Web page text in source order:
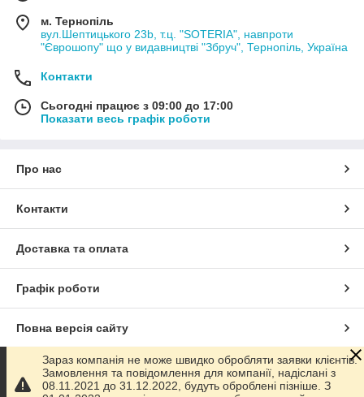
м. Тернопіль
вул.Шептицького 23b, т.ц. "SOTERIA", навпроти
"Єврошопу" що у видавництві "Збруч", Тернопіль, Україна
Контакти
Сьогодні працює з 09:00 до 17:00
Показати весь графік роботи
Про нас
Контакти
Доставка та оплата
Графік роботи
Повна версія сайту
Сайт створено на маркетплейсіProm.ua
Зараз компанія не може швидко обробляти заявки клієнтів.
Замовлення та повідомлення для компанії, надіслані з
08.11.2021 до 31.12.2022, будуть оброблені пізніше. З